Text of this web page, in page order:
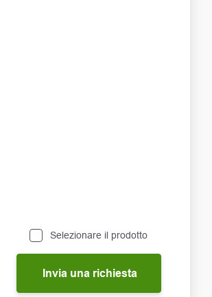
Selezionare il prodotto
Invia una richiesta